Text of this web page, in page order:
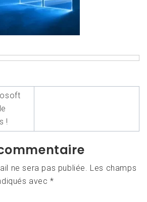
!
ne sera pas publiée. Les champs
avec*